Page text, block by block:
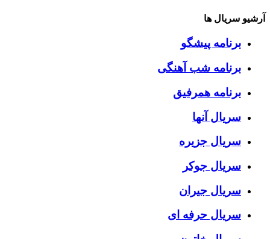
آرشیو سریال ها
برنامه پیشگو
برنامه شب آهنگی
برنامه همرفیق
سریال آنها
سریال جزیره
سریال جوکر
سریال جیران
سریال حرفه ای